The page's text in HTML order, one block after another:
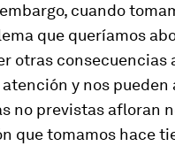
cuando
que queríamos
otras consecuencias
y nos
no previstas afloran
que tomamos hace